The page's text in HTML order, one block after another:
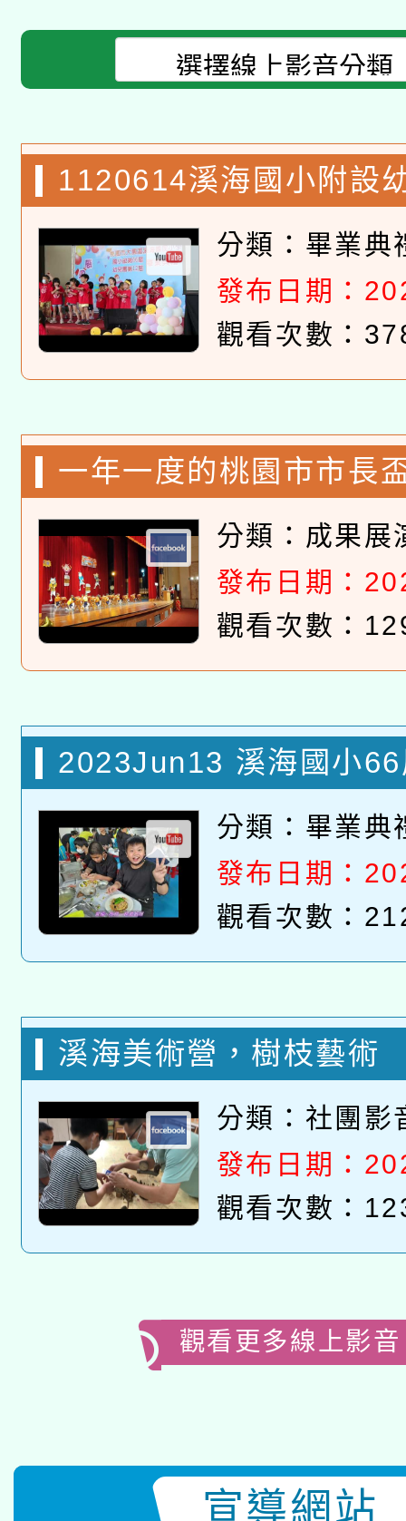
1120614溪海國小附設
典禮(在校生)分類： 畢業典
發布日期：
觀看次數：
一年一度的桃園市市長
賽，今年由二年乙班代
分類： 成果展
發布日期：
觀看次數：
2023Jun13 溪海國小
禮 成長影片 （博楨老
分類： 畢業典
發布日期：
觀看次數：
溪海美術營，樹枝藝術
分類： 社團影
發布日期：
觀看次數：
觀看更多線上影音
宣導網站